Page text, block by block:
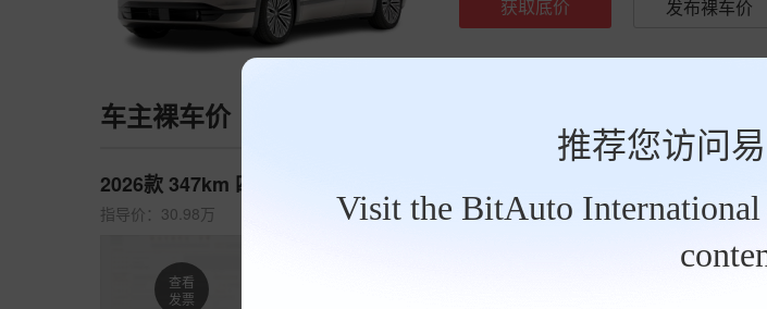
推荐您访问
Visit the BitAuto
获取底价 发布裸车价
车主裸车价
2026款 347km 四驱Pro版
指导价：30.98万
查看
发票